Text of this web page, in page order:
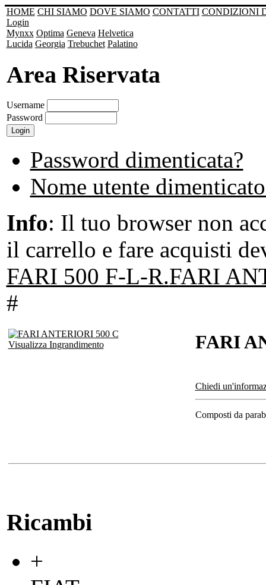
HOME CHI SIAMO DOVE SIAMO CONTATTI CONDIZIONI
Login
Mynxx Optima Geneva Helvetica
Lucida Georgia Trebuchet Palatino
Area Riservata
Username
Password
Password dimenticata?
Nome utente
Info: Il tuo browser non
il carrello e fare acquisti
FARI 500 F-L-R.FARI
#
Visualizza Ingrandimento FARI
Chiedi
Composti da
Ricambi
+